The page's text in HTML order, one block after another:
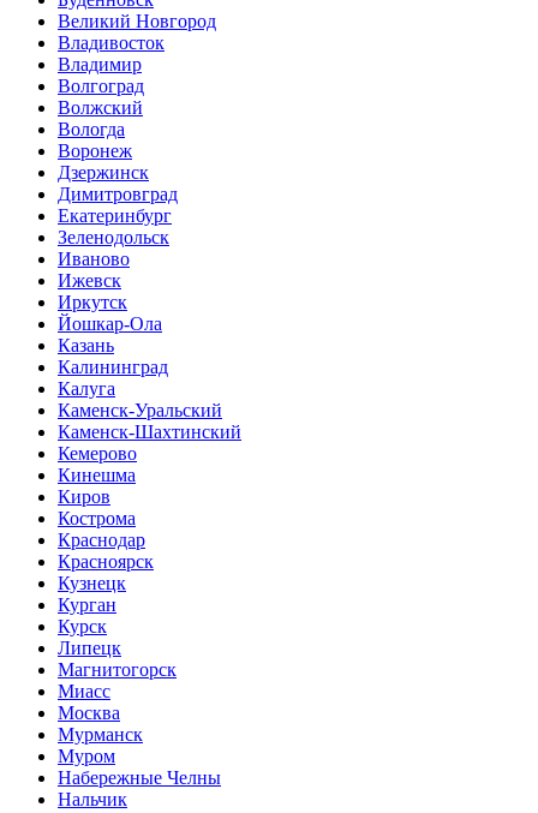
Великий Новгород
Владивосток
Владимир
Волгоград
Волжский
Вологда
Воронеж
Дзержинск
Димитровград
Екатеринбург
Зеленодольск
Иваново
Ижевск
Иркутск
Йошкар-Ола
Казань
Калининград
Калуга
Каменск-Уральский
Каменск-Шахтинский
Кемерово
Кинешма
Киров
Кострома
Краснодар
Красноярск
Кузнецк
Курган
Курск
Липецк
Магнитогорск
Миасс
Москва
Мурманск
Муром
Набережные Челны
Нальчик